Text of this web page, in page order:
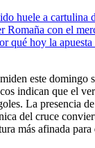
huele a cartulina
Romaña con el
qué hoy la
este domingo
indican que el
La presencia
del cruce
más afinada